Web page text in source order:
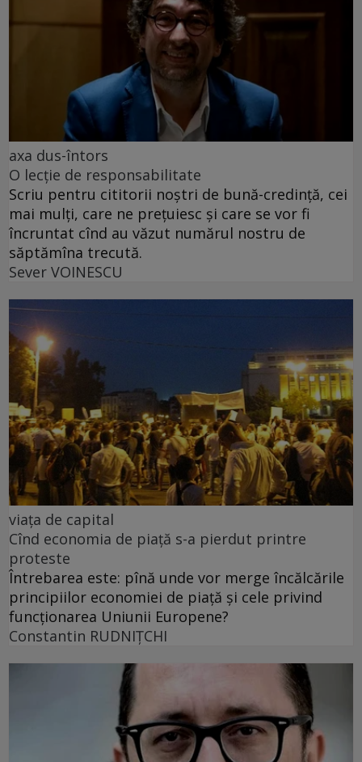
axa dus-întors
O lecție de responsabilitate
Scriu pentru cititorii noștri de bună-credință, cei
mai mulți, care ne prețuiesc și care se vor fi
încruntat cînd au văzut numărul nostru de
săptămîna trecută.
Sever VOINESCU
viața de capital
Cînd economia de piață s-a pierdut printre
proteste
Întrebarea este: pînă unde vor merge încălcările
principiilor economiei de piață și cele privind
funcționarea Uniunii Europene?
Constantin RUDNIŢCHI